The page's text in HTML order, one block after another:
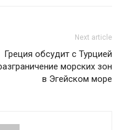
Next article
Греция обсудит с Турцией
морских зон
в Эгейском море